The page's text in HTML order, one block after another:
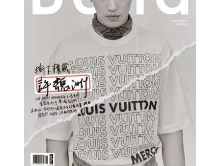
3C家電 運動休閒
男裝 化妝保養 情趣用品
日本購物 電子/紙本書
HOT